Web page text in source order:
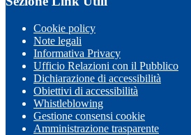
Cookie policy
Note legali
Informativa Privacy
Ufficio Relazioni con il Pubblico
Dichiarazione di accessibilità
Obiettivi di accessibilità
Whistleblowing
Gestione consensi cookie
Amministrazione trasparente